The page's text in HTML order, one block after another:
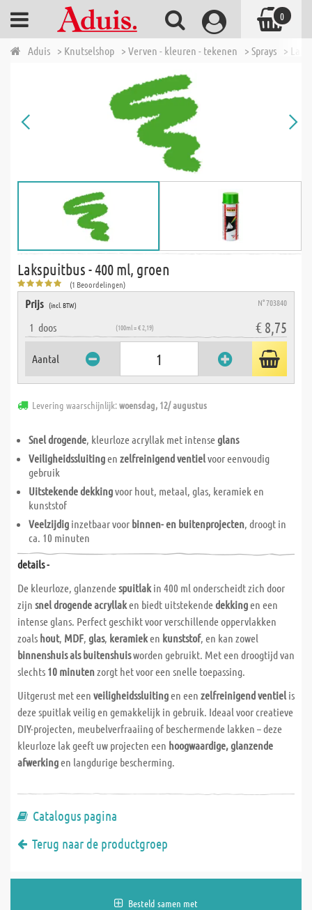
Aduis > Knutselshop > Verven - kleuren - tekenen > Sprays >
Lakspuitbus - 400 ml, groen
(1 Beoordelingen)
Prijs (incl. BTW) N° 703840
1 doos (100ml = € 2,19) € 8,75
Aantal
Levering waarschijnlijk:woensdag, 12/ augustus
Snel drogende, kleurloze acryllak met intenseglans
Veiligheidssluitingen zelfreinigend ventielvoor eenvoudig
gebruik
Uitstekende dekkingvoor hout, metaal, glas, keramiek en
kunststof
Veelzijdig inzetbaar voor binnen- en buitenprojecten, droogt in
ca. 10 minuten
details -
De kleurloze, glanzendespuitlak in 400 ml onderscheidt zich door
zijn snel drogende acryllaken biedt uitstekendedekkingen een
intense glans. Perfect geschikt voor verschillende oppervlakken
zoals hout, MDF, glas, keramieken kunststof, en kan zowel
binnenshuis als buitenshuisworden gebruikt. Met een droogtijd van
slechts 10 minutenzorgt het voor een snelle toepassing.
Uitgerust met een veiligheidssluitingen een zelfreinigend ventielis
deze spuitlak veilig en gemakkelijk in gebruik. Ideaal voor creatieve
DIY-projecten, meubelverfraaiing of beschermende lakken – deze
kleurloze lak geeft uw projecten een hoogwaardige, glanzende
afwerkingen langdurige bescherming.
Catalogus pagina
Terug naar de productgroep
Besteld samen met
0